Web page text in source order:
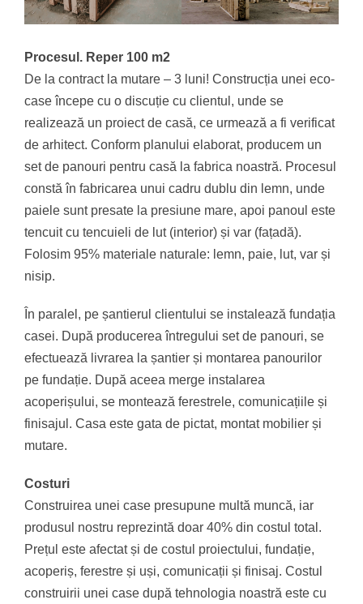
Procesul. Reper 100 m2
De la contract la mutare – 3 luni! Construcția unei eco-
case începe cu o discuție cu clientul, unde se
realizează un proiect de casă, ce urmează a fi verificat
de arhitect. Conform planului elaborat, producem un
set de panouri pentru casă la fabrica noastră. Procesul
constă în fabricarea unui cadru dublu din lemn, unde
paiele sunt presate la presiune mare, apoi panoul este
tencuit cu tencuieli de lut (interior) și var (fațadă).
Folosim 95% materiale naturale: lemn, paie, lut, var și
nisip.
În paralel, pe șantierul clientului se instalează fundația
casei. După producerea întregului set de panouri, se
efectuează livrarea la șantier și montarea panourilor
pe fundație. După aceea merge instalarea
acoperișului, se montează ferestrele, comunicațiile și
finisajul. Casa este gata de pictat, montat mobilier și
mutare.
Costuri
Construirea unei case presupune multă muncă, iar
produsul nostru reprezintă doar 40% din costul total.
Prețul este afectat și de costul proiectului, fundație,
acoperiș, ferestre și uși, comunicații și finisaj. Costul
construirii unei case după tehnologia noastră este cu